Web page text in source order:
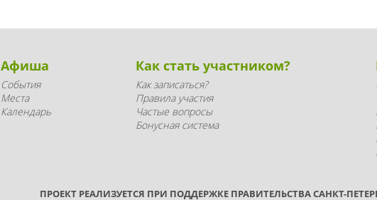
Афиша
События
Места
Календарь
Как стать участником?
Как записаться?
Правила участия
Частые вопросы
Бонусная система
ПРОЕКТ РЕАЛИЗУЕТСЯ ПРИ ПОДДЕРЖКЕ ПРАВИТЕЛЬСТВА САНКТ-